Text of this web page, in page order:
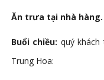
Ăn trưa tại nhà hàng.
Buổi chiều: quý
Trung Hoa: